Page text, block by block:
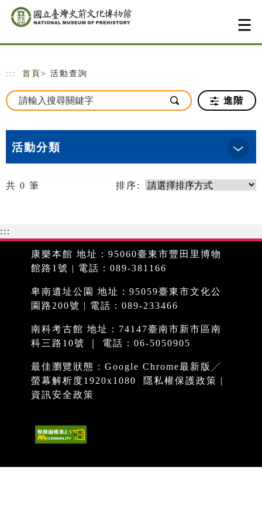
跳到主要內容
網站導覽
::: 首頁 > 活動查詢
進階
活動分類
共 0 筆 排序:
:::
康樂本館 地址：95060臺東市豐田里博物
館路1號 | 電話：089-381166
卑南遺址公園 地址：95059臺東市文化公
園路200號 | 電話：089-233466
南科考古館 地址：74147臺南市新市區南
科三路10號 ｜ 電話：06-5050905
最佳瀏覽狀態：Google Chrome最新版╱
螢幕解析度1920x1080
隱私權保護政策 |
資訊安全政策